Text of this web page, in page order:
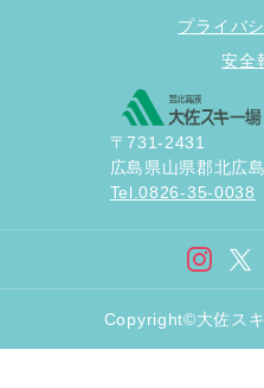
プライバ
安全
〒731-2431
広島県山県郡北広
Tel.0826-35-0038
Copyright©大佐ス
